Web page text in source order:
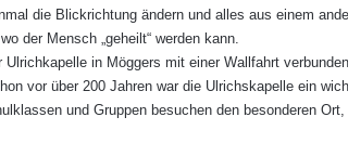
die Blickrichtung ändern und alles aus einem
der Mensch „geheilt“ werden kann.
in Möggers mit einer Wallfahrt
vor über 200 Jahren war die Ulrichskapelle ein
und Gruppen besuchen den besonderen